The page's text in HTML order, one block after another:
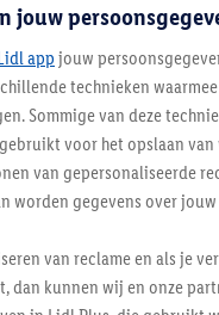
jouw
app jouw
technieken
Sommige van deze
voor het opslaan
van gepersonaliseerde
worden gegevens over
van reclame en als je
kunnen wij en onze